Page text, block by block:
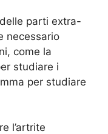
parti extra-
necessario
come la
studiare i
per studiare
l’artrite